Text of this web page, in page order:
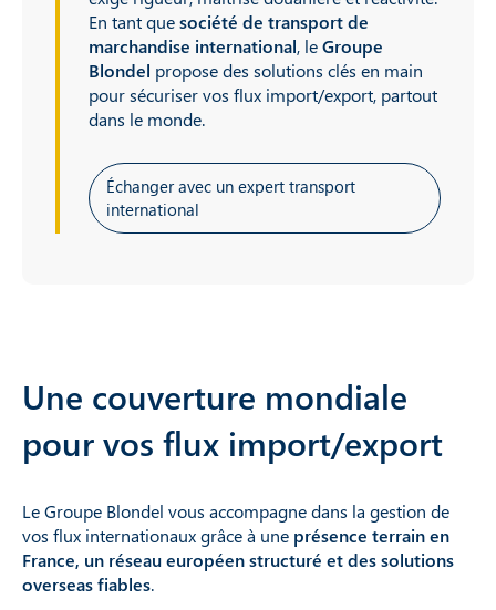
En tant quesociété de transport de
marchandise international, leGroupe
Blondel propose des solutions clés en main
pour sécuriser vos flux import/export, partout
dans le monde.
Échanger avec un expert transport
international
Une couverture mondiale
pour vos flux import/export
Le Groupe Blondel vous accompagne dans la gestion de
vos flux internationaux grâce à une présence terrain en
France, un réseau européen structuré et des solutions
overseas fiables.